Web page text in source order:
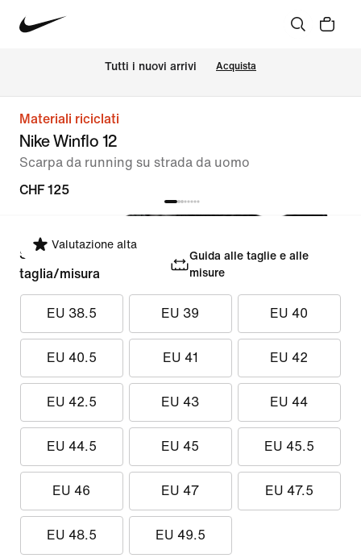
Tutti i nuovi arrivi Acquista
Materiali riciclati
Nike Winflo 12
Scarpa da running su strada da uomo
CHF 125
Valutazione alta
Seleziona la
taglia/misura
Guida alle taglie e alle
misure
EU 38.5 EU 39 EU 40
EU 40.5 EU 41 EU 42
EU 42.5 EU 43 EU 44
EU 44.5 EU 45 EU 45.5
EU 46 EU 47 EU 47.5
EU 48.5 EU 49.5